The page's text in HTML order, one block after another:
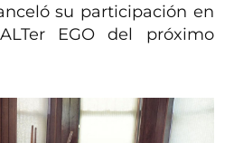
su participación en
EGO del próximo